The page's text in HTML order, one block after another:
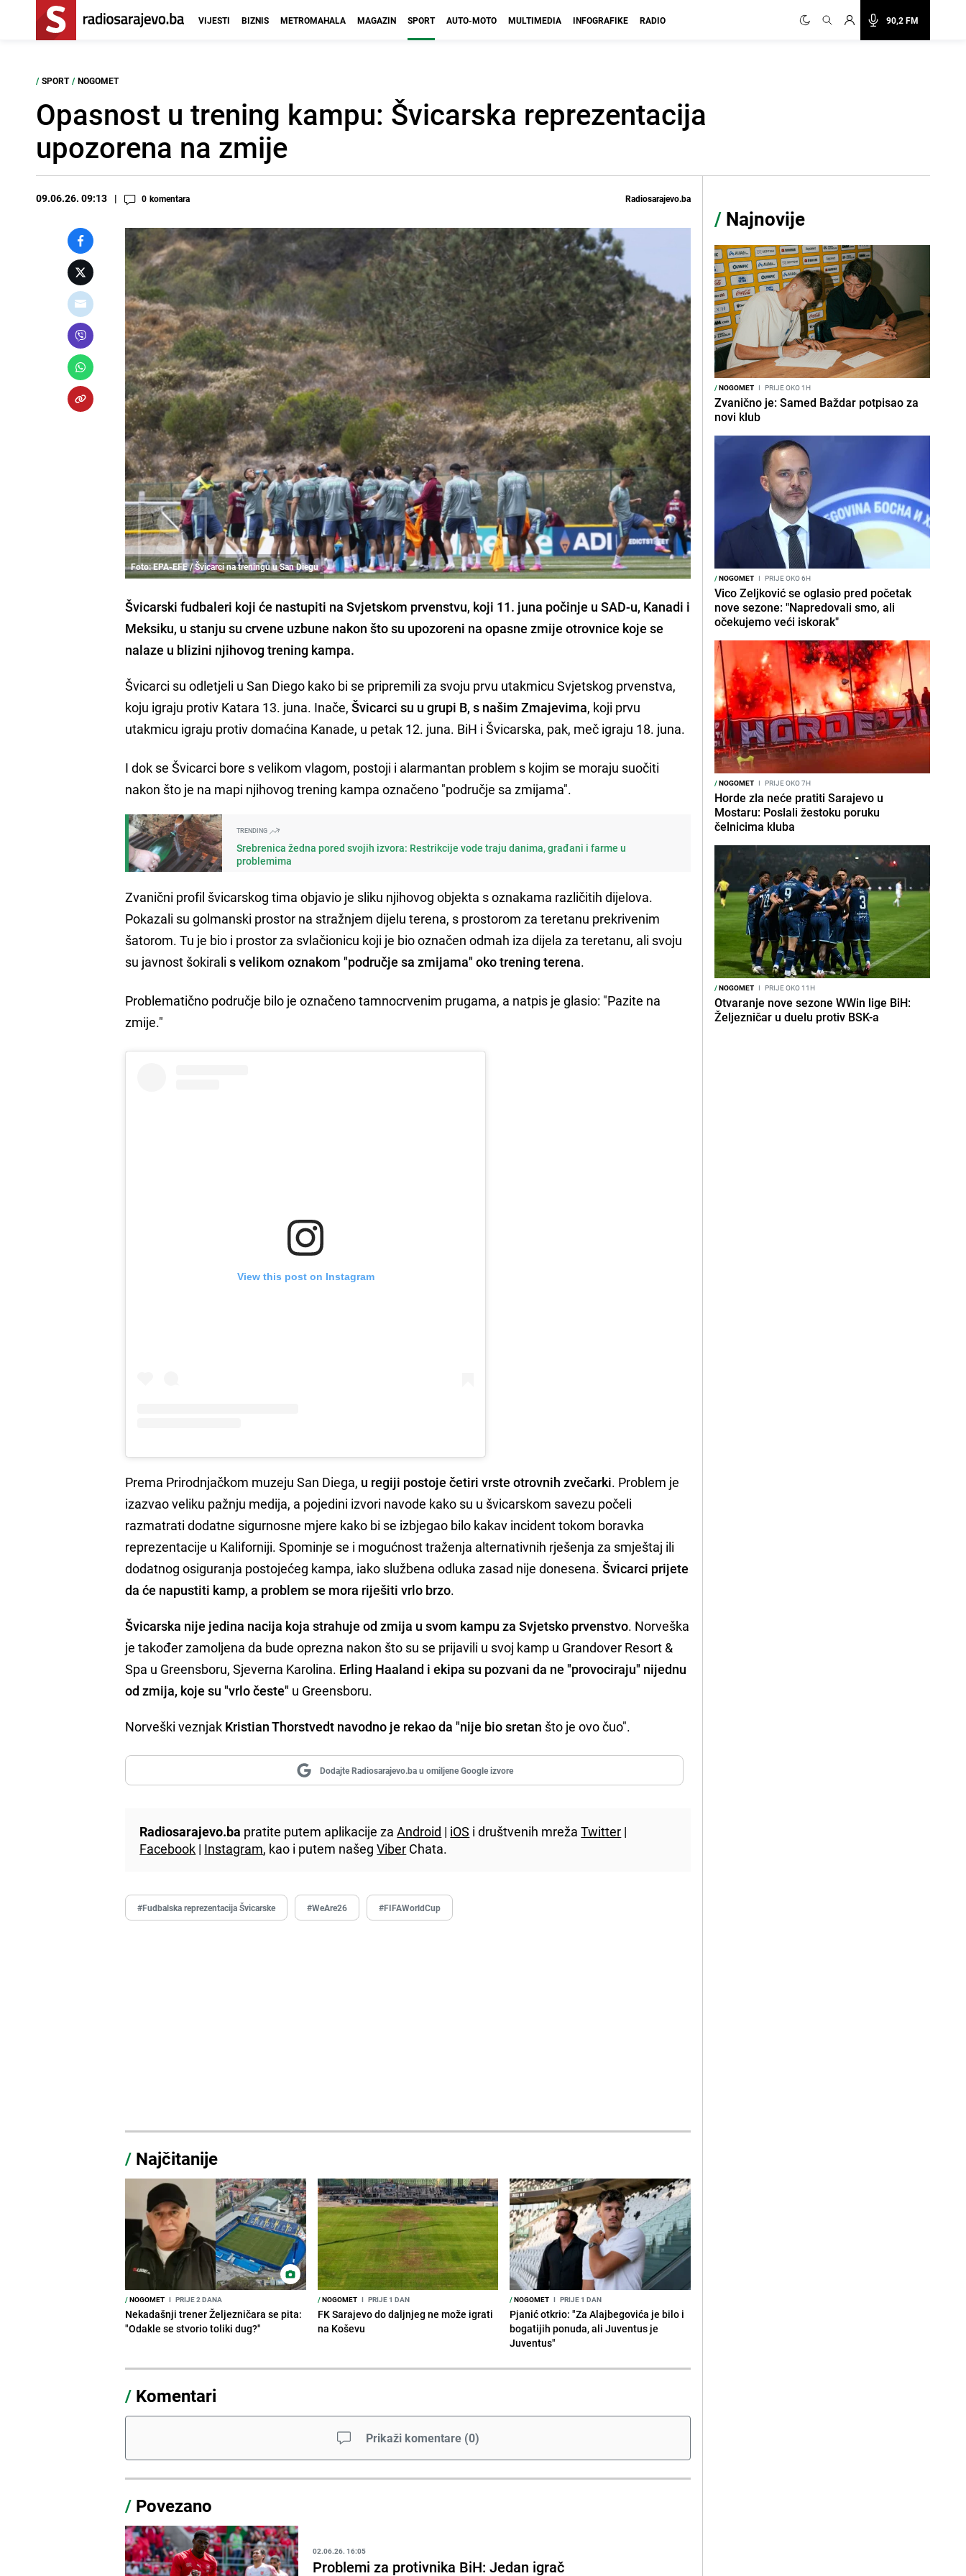
90,2 FM
VIJESTI BIZNIS METROMAHALA MAGAZIN SPORT AUTO-MOTO MULTIMEDIA INFOGRAFIKE RADIO
/ SPORT / NOGOMET
Opasnost u trening kampu: Švicarska reprezentacija
upozorena na zmije
09.06.26. 09:13 0 komentara Radiosarajevo.ba
Foto: EPA-EFE / Švicarci na treningu u San Diegu
Švicarski fudbaleri koji će nastupiti na Svjetskom prvenstvu, koji 11. juna počinje u SAD-u, Kanadi i
Meksiku, u stanju su crvene uzbune nakon što su upozoreni na opasne zmije otrovnice koje se
nalaze u blizini njihovog trening kampa.
Švicarci su odletjeli u San Diego kako bi se pripremili za svoju prvu utakmicu Svjetskog prvenstva,
koju igraju protiv Katara 13. juna. Inače,Švicarci su u grupi B, s našim Zmajevima, koji prvu
utakmicu igraju protiv domaćina Kanade, u petak 12. juna. BiH i Švicarska, pak, meč igraju 18. juna.
I dok se Švicarci bore s velikom vlagom, postoji i alarmantan problem s kojim se moraju suočiti
nakon što je na mapi njihovog trening kampa označeno "područje sa zmijama".
TRENDING
Srebrenica žedna pored svojih izvora: Restrikcije vode traju danima, građani i farme u
problemima
Zvanični profil švicarskog tima objavio je sliku njihovog objekta s oznakama različitih dijelova.
Pokazali su golmanski prostor na stražnjem dijelu terena, s prostorom za teretanu prekrivenim
šatorom. Tu je bio i prostor za svlačionicu koji je bio označen odmah iza dijela za teretanu, ali svoju
su javnost šokiralis velikom oznakom "područje sa zmijama" oko trening terena.
Problematično područje bilo je označeno tamnocrvenim prugama, a natpis je glasio: "Pazite na
zmije."
View this post on Instagram
Prema Prirodnjačkom muzeju San Diega, u regiji postoje četiri vrste otrovnih zvečarki. Problem je
izazvao veliku pažnju medija, a pojedini izvori navode kako su u švicarskom savezu počeli
razmatrati dodatne sigurnosne mjere kako bi se izbjegao bilo kakav incident tokom boravka
reprezentacije u Kaliforniji. Spominje se i mogućnost traženja alternativnih rješenja za smještaj ili
dodatnog osiguranja postojećeg kampa, iako službena odluka zasad nije donesena.Švicarci prijete
da će napustiti kamp, a problem se mora riješiti vrlo brzo.
Švicarska nije jedina nacija koja strahuje od zmija u svom kampu za Svjetsko prvenstvo. Norveška
je također zamoljena da bude oprezna nakon što su se prijavili u svoj kamp u Grandover Resort &
Spa u Greensboru, Sjeverna Karolina. Erling Haaland i ekipa su pozvani da ne "provociraju" nijednu
od zmija, koje su "vrlo česte" u Greensboru.
Norveški veznjak Kristian Thorstvedt navodno je rekao da "nije bio sretan što je ovo čuo".
Dodajte Radiosarajevo.ba u omiljene Google izvore
Radiosarajevo.ba pratite putem aplikacije zaAndroid | iOS i društvenih mrežaTwitter |
Facebook | Instagram, kao i putem našegViber Chata.
#Fudbalska reprezentacija Švicarske #WeAre26 #FIFAWorldCup
/ Najčitanije
/NOGOMET I PRIJE 2 DANA
Nekadašnji trener Željezničara se pita:
"Odakle se stvorio toliki dug?"
/NOGOMET I PRIJE 1 DAN
FK Sarajevo do daljnjeg ne može igrati
na Koševu
/NOGOMET I PRIJE 1 DAN
Pjanić otkrio: "Za Alajbegovića je bilo i
bogatijih ponuda, ali Juventus je
Juventus"
/ Komentari
Prikaži komentare (0)
/ Povezano
02.06.26. 16:05
Problemi za protivnika BiH: Jedan igrač
/ Najnovije
/NOGOMET I PRIJE OKO 1H
Zvanično je: Samed Baždar potpisao za
novi klub
/NOGOMET I PRIJE OKO 6H
Vico Zeljković se oglasio pred početak
nove sezone: "Napredovali smo, ali
očekujemo veći iskorak"
/NOGOMET I PRIJE OKO 7H
Horde zla neće pratiti Sarajevo u
Mostaru: Poslali žestoku poruku
čelnicima kluba
/NOGOMET I PRIJE OKO 11H
Otvaranje nove sezone WWin lige BiH:
Željezničar u duelu protiv BSK-a